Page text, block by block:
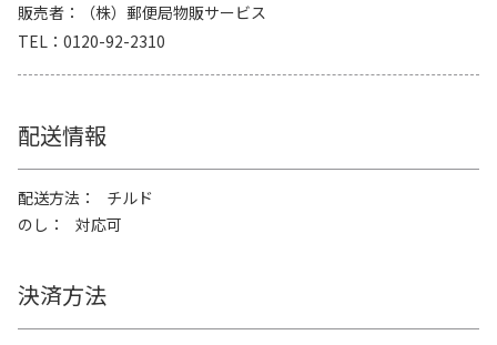
販売者
（株）郵便局物販サービス
TEL
0120-92-2310
配送情報
配送方法
チルド
のし
対応可
決済方法